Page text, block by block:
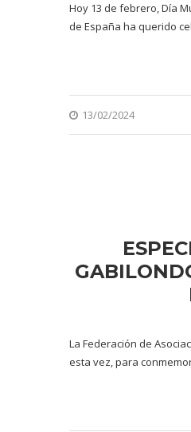
Hoy 13 de febrero, Día
de España ha querido
13/02/2024
La Federación de
esta vez, para